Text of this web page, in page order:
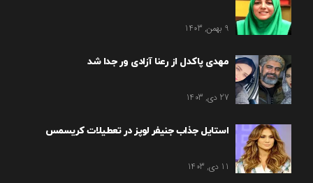
9 بهمن, 1403
مهدی پاکدل از رعنا آزادی ور جدا شد
27 دی, 1403
استایل جذاب جنیفر لوپز در تعطیلات کریسمس
11 دی, 1403